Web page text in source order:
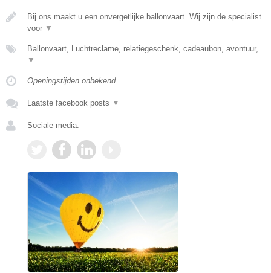
Bij ons maakt u een onvergetlijke ballonvaart. Wij zijn de specialist
voor ▼
Ballonvaart, Luchtreclame, relatiegeschenk, cadeaubon, avontuur,
▼
Openingstijden onbekend
Laatste facebook posts ▼
Sociale media: